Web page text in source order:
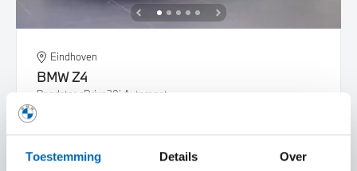
Toestemming Details Over
Eindhoven
BMWZ4
Roadster sDrive20i Automaat
€ 88.216of€ 1.669